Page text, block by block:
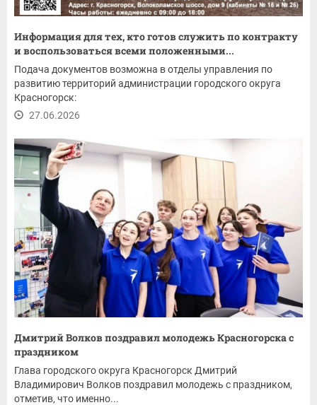
Информация для тех, кто готов служить по контракту
и воспользоваться всеми положенными...
Подача документов возможна в отделы управления по
развитию территорий администрации городского округа
Красногорск:
27.06.2026
Дмитрий Волков поздравил молодежь Красногорска с
праздником
Глава городского округа Красногорск Дмитрий
Владимирович Волков поздравил молодежь с праздником,
отметив, что именно...